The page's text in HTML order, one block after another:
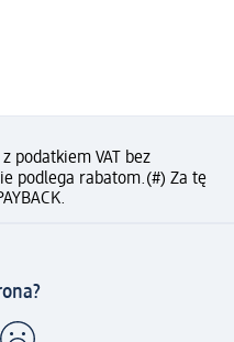
podatkiem VAT bez
podlega rabatom.(#) Za tę